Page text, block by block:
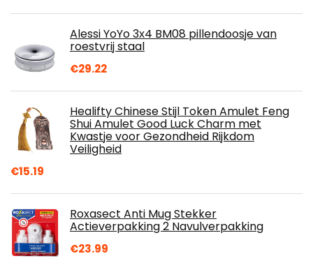
Alessi YoYo 3х4 BM08 pillendoosje van
roestvrij staal
€29.22
Healifty Chinese Stijl Token Amulet Feng
Shui Amulet Good Luck Charm met
Kwastje voor Gezondheid Rijkdom
Veiligheid
€15.19
Roxasect Anti Mug Stekker
Actieverpakking 2 Navulverpakking
€23.99